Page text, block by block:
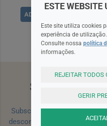
ADICIONAR
SUBSCREVA
Subscreva a nossa
desconto para a sua próxima
ESTE WEBSITE
Este site utiliza cookies
experiência de utilização.
Consulte nossa política
informações.
REJEITAR TODOS
GERIR